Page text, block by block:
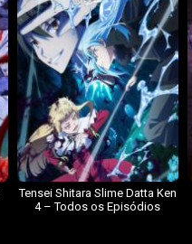
Tensei Shitara Slime Datta Ken
4 – Todos os Episódios